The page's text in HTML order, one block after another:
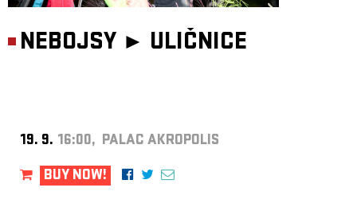
NEBOJSY ► ULIČNICE
19. 9. 16:00, PALAC AKROPOLIS
BUY NOW!